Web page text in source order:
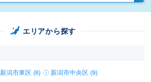
エリアから探す
新潟市東区 (6)
新潟市中央区 (9)